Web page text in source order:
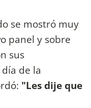
se mostró muy
panel y sobre
sus
de la
"Les dije que